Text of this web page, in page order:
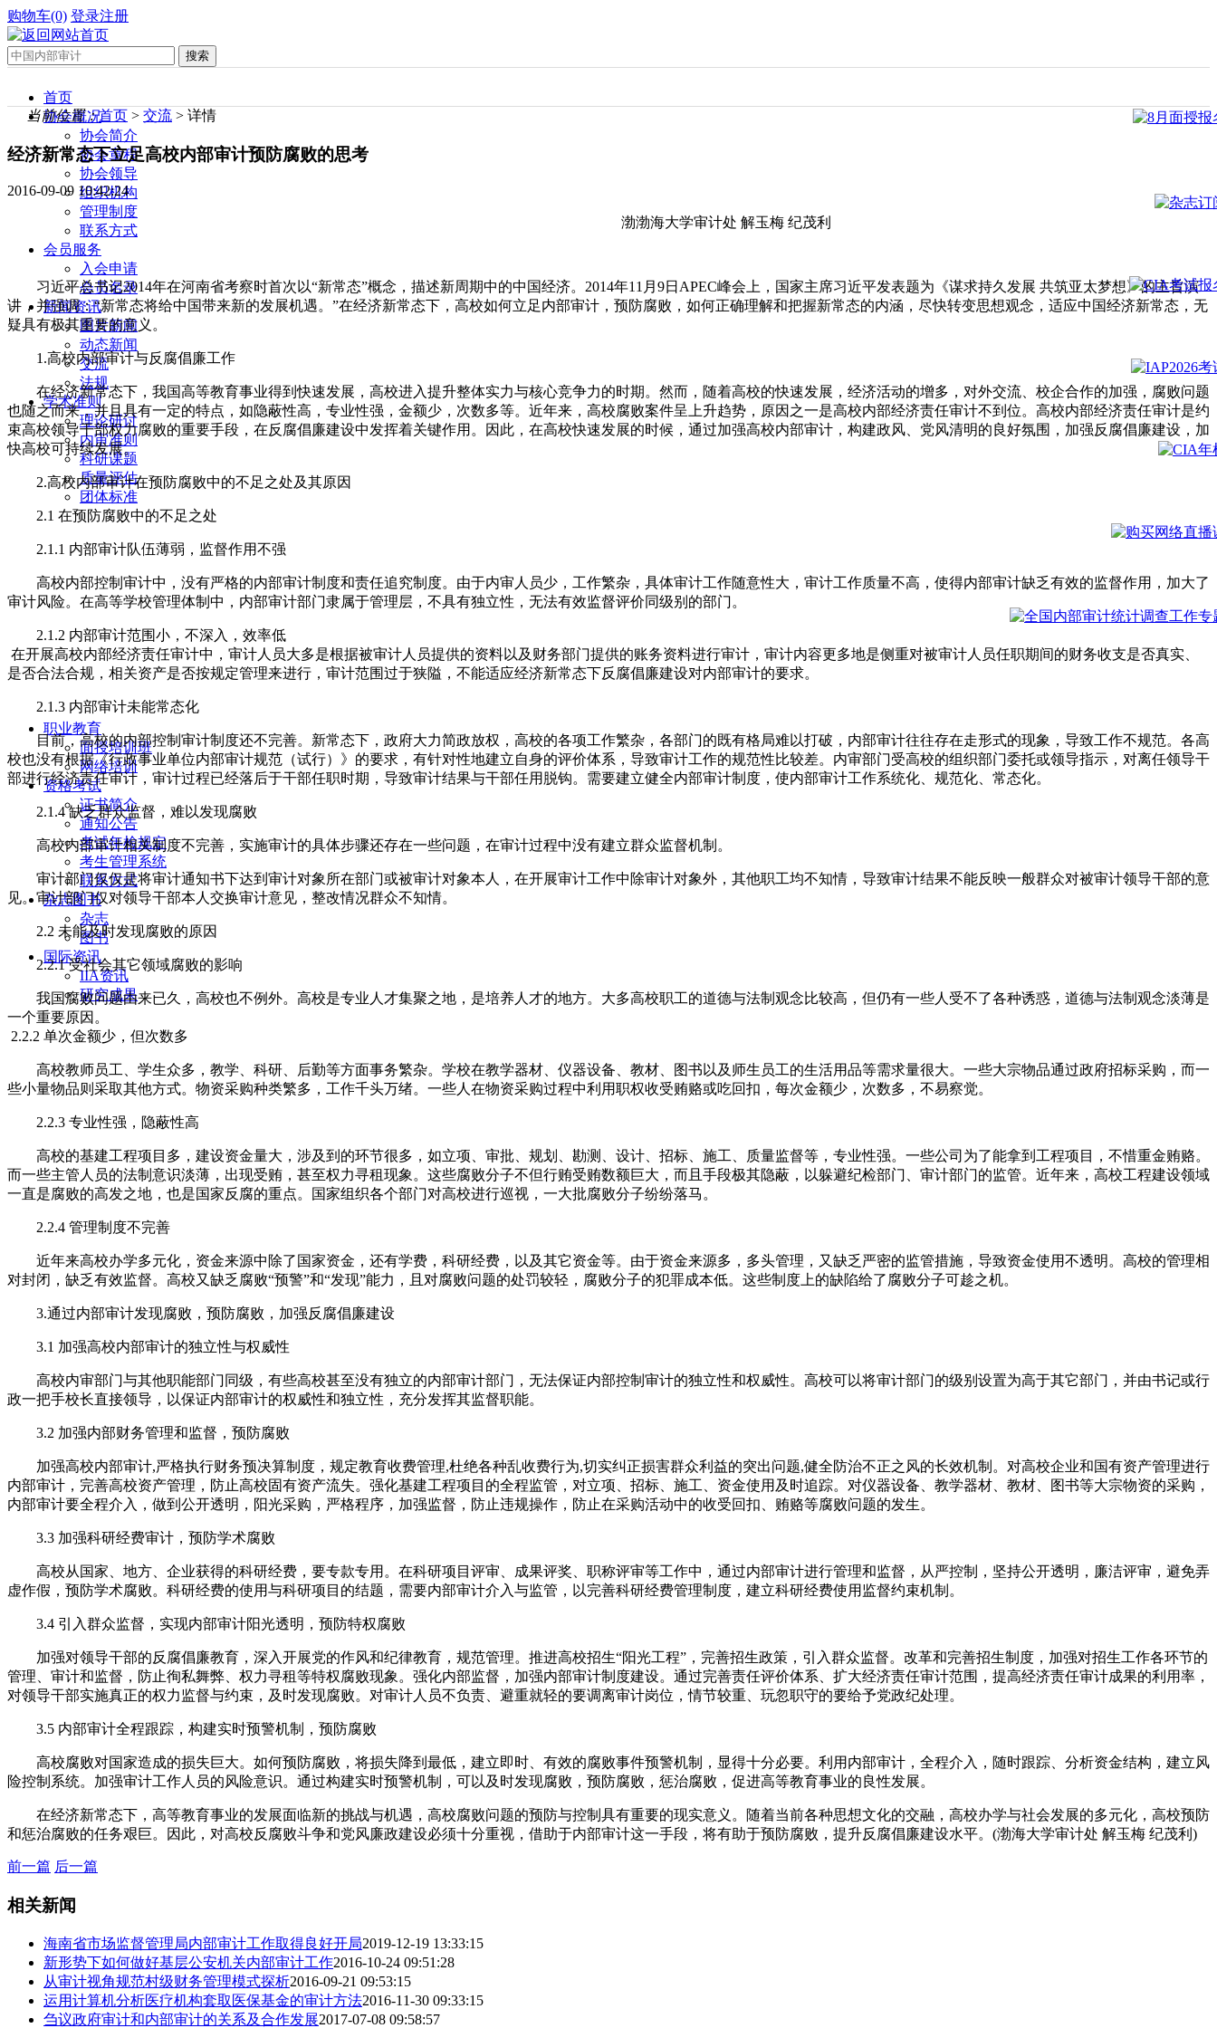
购物车(0) 登录注册
首页
协会概况
协会简介
协会章程
协会领导
组织机构
管理制度
联系方式
会员服务
入会申请
会员名录
新闻资讯
图片新闻
动态新闻
交流
法规
学术准则
理论研讨
内审准则
科研课题
质量评估
团体标准
职业教育
面授培训班
网络培训
资格考试
证书简介
通知公告
考试年检规定
考生管理系统
联系方式
杂志图书
杂志
图书
国际资讯
IIA资讯
研究成果
当前位置：首页 > 交流 > 详情
经济新常态下立足高校内部审计预防腐败的思考
2016-09-09 10:42:24
渤渤海大学审计处 解玉梅 纪茂利
习近平总书记2014年在河南省考察时首次以“新常态”概念，描述新周期中的中国经济。2014年11月9日APEC峰会上，国家主席习近平发表题为《谋求持久发展 共筑亚太梦想》的主旨演
讲，并强调：“新常态将给中国带来新的发展机遇。”在经济新常态下，高校如何立足内部审计，预防腐败，如何正确理解和把握新常态的内涵，尽快转变思想观念，适应中国经济新常态，无
疑具有极其重要的意义。
1.高校内部审计与反腐倡廉工作
在经济新常态下，我国高等教育事业得到快速发展，高校进入提升整体实力与核心竞争力的时期。然而，随着高校的快速发展，经济活动的增多，对外交流、校企合作的加强，腐败问题
也随之而来，并且具有一定的特点，如隐蔽性高，专业性强，金额少，次数多等。近年来，高校腐败案件呈上升趋势，原因之一是高校内部经济责任审计不到位。高校内部经济责任审计是约
束高校领导干部权力腐败的重要手段，在反腐倡廉建设中发挥着关键作用。因此，在高校快速发展的时候，通过加强高校内部审计，构建政风、党风清明的良好氛围，加强反腐倡廉建设，加
快高校可持续发展。
2.高校内部审计在预防腐败中的不足之处及其原因
2.1 在预防腐败中的不足之处
2.1.1 内部审计队伍薄弱，监督作用不强
高校内部控制审计中，没有严格的内部审计制度和责任追究制度。由于内审人员少，工作繁杂，具体审计工作随意性大，审计工作质量不高，使得内部审计缺乏有效的监督作用，加大了
审计风险。在高等学校管理体制中，内部审计部门隶属于管理层，不具有独立性，无法有效监督评价同级别的部门。
2.1.2 内部审计范围小，不深入，效率低
在开展高校内部经济责任审计中，审计人员大多是根据被审计人员提供的资料以及财务部门提供的账务资料进行审计，审计内容更多地是侧重对被审计人员任职期间的财务收支是否真实、
是否合法合规，相关资产是否按规定管理来进行，审计范围过于狭隘，不能适应经济新常态下反腐倡廉建设对内部审计的要求。
2.1.3 内部审计未能常态化
目前，高校的内部控制审计制度还不完善。新常态下，政府大力简政放权，高校的各项工作繁杂，各部门的既有格局难以打破，内部审计往往存在走形式的现象，导致工作不规范。各高
校也没有根据《行政事业单位内部审计规范（试行）》的要求，有针对性地建立自身的评价体系，导致审计工作的规范性比较差。内审部门受高校的组织部门委托或领导指示，对离任领导干
部进行经济责任审计，审计过程已经落后于干部任职时期，导致审计结果与干部任用脱钩。需要建立健全内部审计制度，使内部审计工作系统化、规范化、常态化。
2.1.4 缺乏群众监督，难以发现腐败
高校内部审计相关制度不完善，实施审计的具体步骤还存在一些问题，在审计过程中没有建立群众监督机制。
审计部门仅仅是将审计通知书下达到审计对象所在部门或被审计对象本人，在开展审计工作中除审计对象外，其他职工均不知情，导致审计结果不能反映一般群众对被审计领导干部的意
见。审计部门仅对领导干部本人交换审计意见，整改情况群众不知情。
2.2 未能及时发现腐败的原因
2.2.1 受社会其它领域腐败的影响
我国腐败问题由来已久，高校也不例外。高校是专业人才集聚之地，是培养人才的地方。大多高校职工的道德与法制观念比较高，但仍有一些人受不了各种诱惑，道德与法制观念淡薄是
一个重要原因。
2.2.2 单次金额少，但次数多
高校教师员工、学生众多，教学、科研、后勤等方面事务繁杂。学校在教学器材、仪器设备、教材、图书以及师生员工的生活用品等需求量很大。一些大宗物品通过政府招标采购，而一
些小量物品则采取其他方式。物资采购种类繁多，工作千头万绪。一些人在物资采购过程中利用职权收受贿赂或吃回扣，每次金额少，次数多，不易察觉。
2.2.3 专业性强，隐蔽性高
高校的基建工程项目多，建设资金量大，涉及到的环节很多，如立项、审批、规划、勘测、设计、招标、施工、质量监督等，专业性强。一些公司为了能拿到工程项目，不惜重金贿赂。
而一些主管人员的法制意识淡薄，出现受贿，甚至权力寻租现象。这些腐败分子不但行贿受贿数额巨大，而且手段极其隐蔽，以躲避纪检部门、审计部门的监管。近年来，高校工程建设领域
一直是腐败的高发之地，也是国家反腐的重点。国家组织各个部门对高校进行巡视，一大批腐败分子纷纷落马。
2.2.4 管理制度不完善
近年来高校办学多元化，资金来源中除了国家资金，还有学费，科研经费，以及其它资金等。由于资金来源多，多头管理，又缺乏严密的监管措施，导致资金使用不透明。高校的管理相
对封闭，缺乏有效监督。高校又缺乏腐败“预警”和“发现”能力，且对腐败问题的处罚较轻，腐败分子的犯罪成本低。这些制度上的缺陷给了腐败分子可趁之机。
3.通过内部审计发现腐败，预防腐败，加强反腐倡廉建设
3.1 加强高校内部审计的独立性与权威性
高校内审部门与其他职能部门同级，有些高校甚至没有独立的内部审计部门，无法保证内部控制审计的独立性和权威性。高校可以将审计部门的级别设置为高于其它部门，并由书记或行
政一把手校长直接领导，以保证内部审计的权威性和独立性，充分发挥其监督职能。
3.2 加强内部财务管理和监督，预防腐败
加强高校内部审计,严格执行财务预决算制度，规定教育收费管理,杜绝各种乱收费行为,切实纠正损害群众利益的突出问题,健全防治不正之风的长效机制。对高校企业和国有资产管理进行
内部审计，完善高校资产管理，防止高校固有资产流失。强化基建工程项目的全程监管，对立项、招标、施工、资金使用及时追踪。对仪器设备、教学器材、教材、图书等大宗物资的采购，
内部审计要全程介入，做到公开透明，阳光采购，严格程序，加强监督，防止违规操作，防止在采购活动中的收受回扣、贿赂等腐败问题的发生。
3.3 加强科研经费审计，预防学术腐败
高校从国家、地方、企业获得的科研经费，要专款专用。在科研项目评审、成果评奖、职称评审等工作中，通过内部审计进行管理和监督，从严控制，坚持公开透明，廉洁评审，避免弄
虚作假，预防学术腐败。科研经费的使用与科研项目的结题，需要内部审计介入与监管，以完善科研经费管理制度，建立科研经费使用监督约束机制。
3.4 引入群众监督，实现内部审计阳光透明，预防特权腐败
加强对领导干部的反腐倡廉教育，深入开展党的作风和纪律教育，规范管理。推进高校招生“阳光工程”，完善招生政策，引入群众监督。改革和完善招生制度，加强对招生工作各环节的
管理、审计和监督，防止徇私舞弊、权力寻租等特权腐败现象。强化内部监督，加强内部审计制度建设。通过完善责任评价体系、扩大经济责任审计范围，提高经济责任审计成果的利用率，
对领导干部实施真正的权力监督与约束，及时发现腐败。对审计人员不负责、避重就轻的要调离审计岗位，情节较重、玩忽职守的要给予党政纪处理。
3.5 内部审计全程跟踪，构建实时预警机制，预防腐败
高校腐败对国家造成的损失巨大。如何预防腐败，将损失降到最低，建立即时、有效的腐败事件预警机制，显得十分必要。利用内部审计，全程介入，随时跟踪、分析资金结构，建立风
险控制系统。加强审计工作人员的风险意识。通过构建实时预警机制，可以及时发现腐败，预防腐败，惩治腐败，促进高等教育事业的良性发展。
在经济新常态下，高等教育事业的发展面临新的挑战与机遇，高校腐败问题的预防与控制具有重要的现实意义。随着当前各种思想文化的交融，高校办学与社会发展的多元化，高校预防
和惩治腐败的任务艰巨。因此，对高校反腐败斗争和党风廉政建设必须十分重视，借助于内部审计这一手段，将有助于预防腐败，提升反腐倡廉建设水平。(渤海大学审计处 解玉梅 纪茂利)
前一篇 后一篇
相关新闻
海南省市场监督管理局内部审计工作取得良好开局2019-12-19 13:33:15
新形势下如何做好基层公安机关内部审计工作2016-10-24 09:51:28
从审计视角规范村级财务管理模式探析2016-09-21 09:53:15
运用计算机分析医疗机构套取医保基金的审计方法2016-11-30 09:33:15
刍议政府审计和内部审计的关系及合作发展2017-07-08 09:58:57